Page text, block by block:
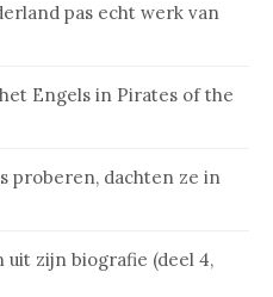
pas echt werk van
Engels in Pirates of the
proberen, dachten ze in
uit zijn biografie (deel 4,